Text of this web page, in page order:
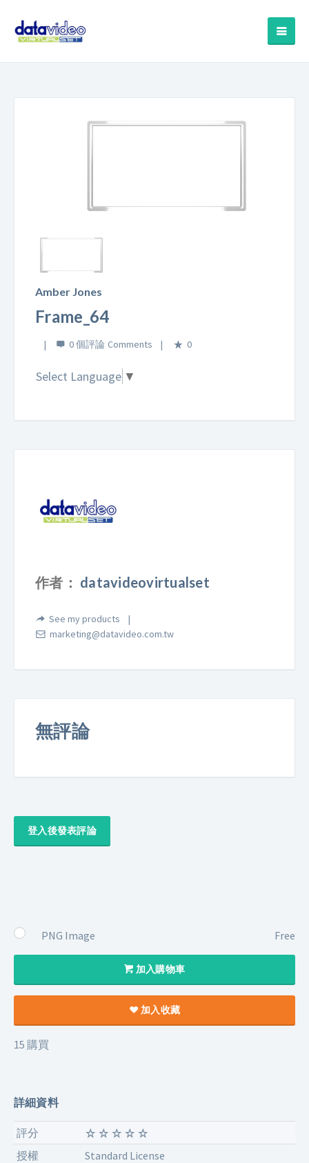
Amber Jones
Frame_64
0 個評論 0
Select Language ▼
作者： datavideovirtualset
See my products
marketing@datavideo.com.tw
無評論
登入後發表評論
PNG Image Free
加入購物車
加入收藏
15 購買
詳細資料
評分
授權
Standard License